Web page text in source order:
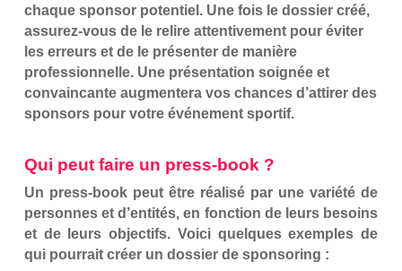
chaque sponsor potentiel. Une fois le dossier créé,
assurez-vous de le relire attentivement pour éviter
les erreurs et de le présenter de manière
professionnelle. Une présentation soignée et
convaincante augmentera vos chances d’attirer des
sponsors pour votre événement sportif.
Qui peut faire un press-book ?
Un press-book peut être réalisé par une variété de
personnes et d’entités, en fonction de leurs besoins
et de leurs objectifs. Voici quelques exemples de
qui pourrait créer un dossier de sponsoring :